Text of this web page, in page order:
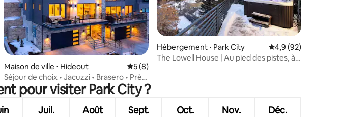
5 sur 5sur la base de 93 commentaires : 4,94 sur 5
Maison de ville ⋅ Hideout Évaluation moyenne sur la base de 8 commentaires : 5 sur 5
5 (8)
Séjour de choix • Jacuzzi • Brasero • Près
de Deer Valley
Hébergement ⋅ Park City Évaluation moyenne
4,9 (92)
The Lowell House | Au pied des pistes, à
pour visiter Park City ?
Juil. Août Sept. Oct. Nov. Déc.